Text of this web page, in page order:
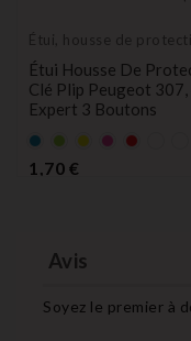
Étui, housse de
Étui Housse De
Clé Plip Peugeot
Expert 3 Boutons
BleuVertJauneroserouge
1,70 €
Avis
Soyez le premier à